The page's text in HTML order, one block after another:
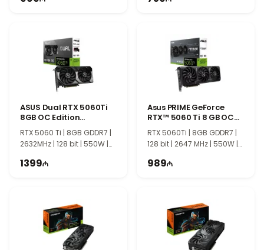
ASUS Dual RTX 5060Ti
8GB OC Edition
90YV0MP2-M0NA00
RTX 5060 Ti | 8GB GDDR7 |
2632MHz | 128 bit | 550W |
1399
Asus PRIME GeForce
RTX™ 5060 Ti 8 GB OC
90YV0MP0-M0NA00
RTX 5060Ti | 8GB GDDR7 |
128 bit | 2647 MHz | 550W |
989